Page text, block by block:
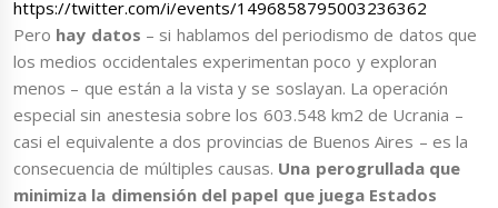
https://twitter.com/i/events/1496858795003236362
Pero hay datos – si hablamos del periodismo de datos que
los medios occidentales experimentan poco y exploran
menos – que están a la vista y se soslayan. La operación
especial sin anestesia sobre los 603.548 km2 de Ucrania –
casi el equivalente a dos provincias de Buenos Aires – es la
consecuencia de múltiples causas. Una perogrullada que
minimiza la dimensión del papel que juega Estados